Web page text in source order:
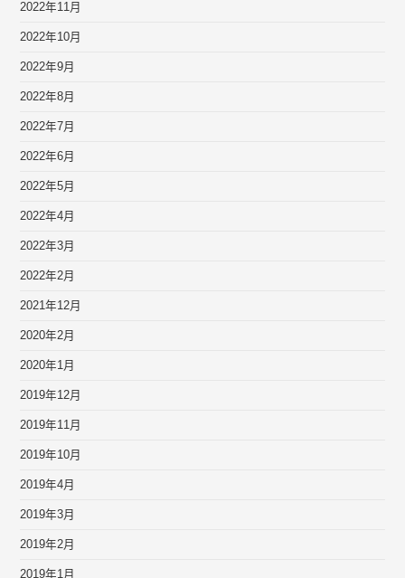
2022年11月
2022年10月
2022年9月
2022年8月
2022年7月
2022年6月
2022年5月
2022年4月
2022年3月
2022年2月
2021年12月
2020年2月
2020年1月
2019年12月
2019年11月
2019年10月
2019年4月
2019年3月
2019年2月
2019年1月